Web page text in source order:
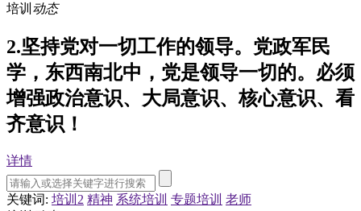
培训 动态
2.坚持党对一切工作的领导。党政军民
学，东西南北中，党是领导一切的。必须
增强政治意识、大局意识、核心意识、看
齐意识！
详情
关键词: 培训2 精神 系统培训 专题培训 老师